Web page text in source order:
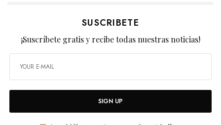
SUSCRIBETE
¡Suscríbete gratis y recibe todas nuestras noticias!
SIGN UP